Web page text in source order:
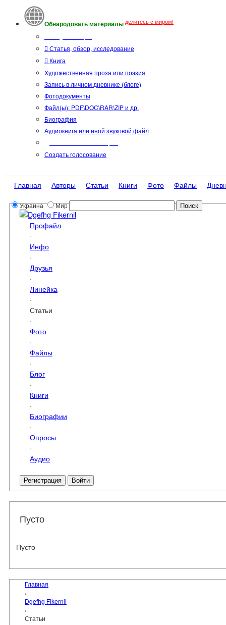
Обнародовать материалы делитесь с миром!
Статья, обзор, исследование
Книга
Художественная проза или поэзия
Запись в личном дневнике (блоге)
Фотодокументы
Файл(ы): PDF\DOC\RAR\ZIP и др.
Биография
Аудиокнига или иной звуковой файл
Создать голосование
Украина Мир
Главная Авторы Статьи Книги Фото Файлы
Dgefhg Fikernil
Профайл
·
Инфо
·
Друзья
·
Линейка
·
Статьи
·
Фото
·
Файлы
·
Блог
·
Книги
·
Биографии
·
Опросы
·
Аудио
Регистрация Войти
Пусто
Пусто
Главная
›
Dgefhg Fikernil
›
Статьи